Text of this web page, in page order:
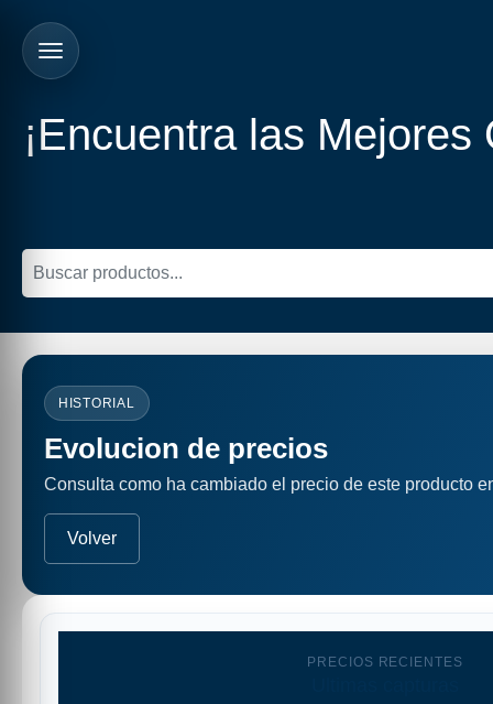
¡Encuentra las
HISTORIAL
Evolucion de precios
Consulta como ha cambiado el precio de este producto
Volver
PRECIOS RECIENTES